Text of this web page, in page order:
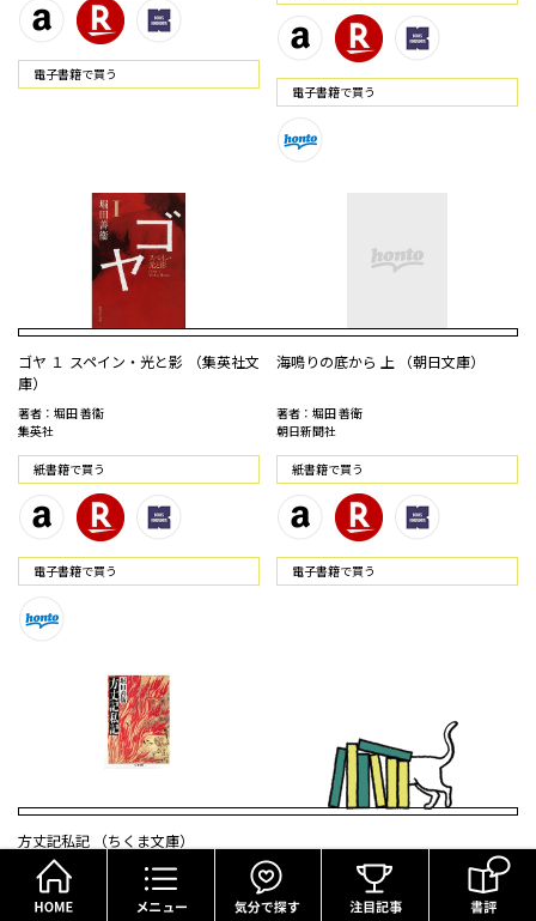
電⼦書籍で買う
電⼦書籍で買う
ゴヤ １ スペイン・光と影 （集英社文
庫）
著者：堀田 善衞
集英社
紙書籍で買う
電⼦書籍で買う
海鳴りの底から 上 （朝日文庫）
著者：堀田 善衛
朝日新聞社
紙書籍で買う
電⼦書籍で買う
方丈記私記 （ちくま文庫）
著者：堀田 善衛
筑摩書房